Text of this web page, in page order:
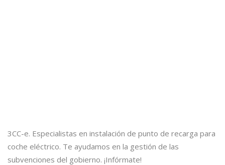
3CC-e. Especialistas en instalación de punto de recarga para
coche eléctrico. Te ayudamos en la gestión de las
subvenciones del gobierno. ¡Infórmate!